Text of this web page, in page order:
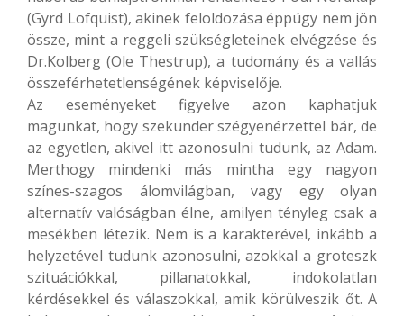
(Gyrd Lofquist), akinek feloldozása éppúgy nem jön
össze, mint a reggeli szükségleteinek elvégzése és
Dr.Kolberg (Ole Thestrup), a tudomány és a vallás
összeférhetetlenségének képviselője.
Az eseményeket figyelve azon kaphatjuk
magunkat, hogy szekunder szégyenérzettel bár, de
az egyetlen, akivel itt azonosulni tudunk, az Adam.
Merthogy mindenki más mintha egy nagyon
színes-szagos álomvilágban, vagy egy olyan
alternatív valóságban élne, amilyen tényleg csak a
mesékben létezik. Nem is a karakterével, inkább a
helyzetével tudunk azonosulni, azokkal a groteszk
szituációkkal, pillanatokkal, indokolatlan
kérdésekkel és válaszokkal, amik körülveszik őt. A